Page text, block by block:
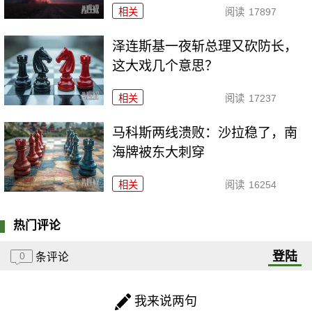
相关 阅读 17897
泽连斯基一夜斩总理又砍防长，
这大戏几个意思？
相关 阅读 17237
马科斯两线溃败：沙拉稳了，南
海牌被东大刺穿
相关 阅读 16254
热门评论
0 条评论 登陆
我来说两句